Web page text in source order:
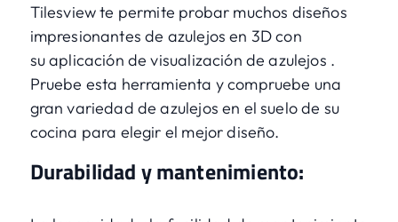
Tilesview te permite probar muchos diseños
impresionantes de azulejos en 3D con
suaplicación de visualización de azulejos .
Pruebe esta herramienta y compruebe una
gran variedad de azulejos en el suelo de su
cocina para elegir el mejor diseño.
Durabilidad y mantenimiento: